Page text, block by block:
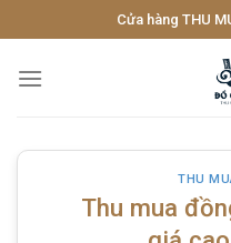
to
content
Cửa hàng THU
THU
Thu mua